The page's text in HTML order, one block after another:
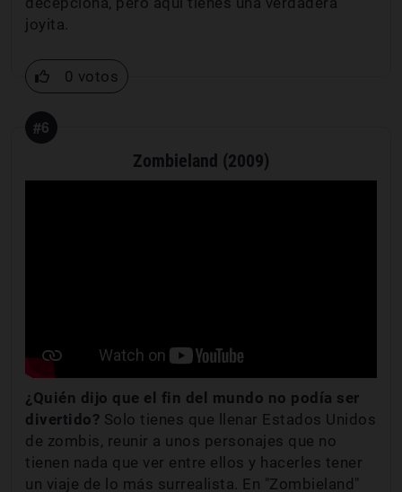
joyita.
0 votos
#6
Zombieland (2009)
¿Quién dijo que el fin del mundo no podía ser
divertido? Solo tienes que llenar Estados Unidos
de zombis, reunir a unos personajes que no
tienen nada que ver entre ellos y hacerles tener
un viaje de lo más surrealista. En "Zombieland"